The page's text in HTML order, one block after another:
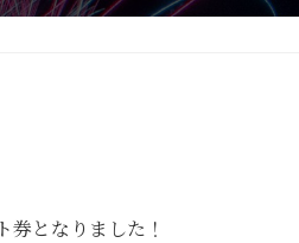
となりました！